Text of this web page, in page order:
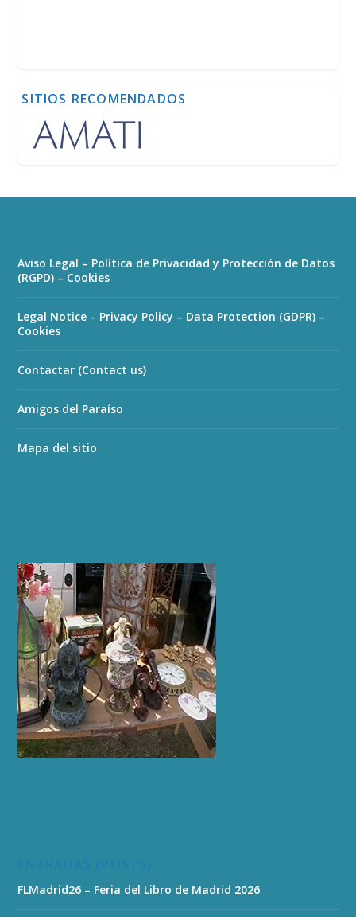
SITIOS RECOMENDADOS
Aviso Legal – Política de Privacidad y Protección de Datos
(RGPD) – Cookies
Legal Notice – Privacy Policy – Data Protection (GDPR) –
Cookies
Contactar (Contact us)
Amigos del Paraíso
Mapa del sitio
FLMadrid26 – Feria del Libro de Madrid 2026